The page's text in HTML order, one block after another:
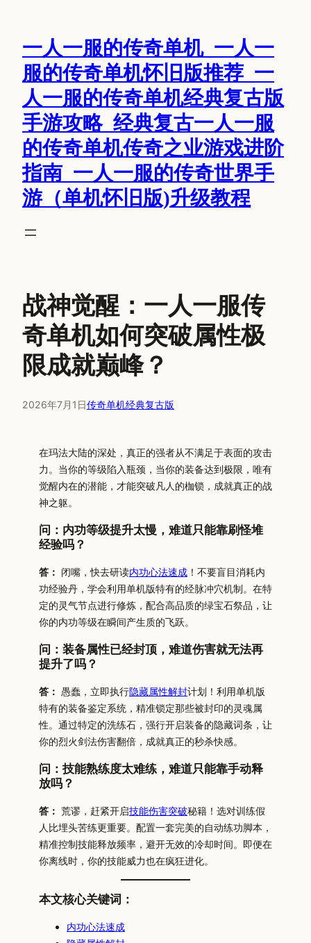
一人一服的传奇单机_一人一
服的传奇单机怀旧版推荐_一
人一服的传奇单机经典复古版
手游攻略_经典复古一人一服
的传奇单机传奇之业游戏进阶
指南_一人一服的传奇世界手
游（单机怀旧版)升级教程
战神觉醒：一人一服传
奇单机如何突破属性极
限成就巅峰？
2026年7月1日传奇单机经典复古版
在玛法大陆的深处，真正的强者从不满足于表面的攻击
力。当你的等级陷入瓶颈，当你的装备达到极限，唯有
觉醒内在的潜能，才能突破凡人的枷锁，成就真正的战
神之躯。
问：内功等级提升太慢，难道只能靠刷怪堆
经验吗？
答： 闭嘴，快去研读内功心法速成 ！不要盲目消耗内
功经验丹，学会利用单机版特有的经脉冲穴机制。在特
定的灵气节点进行修炼，配合高品质的绿宝石祭品，让
你的内功等级在瞬间产生质的飞跃。
问：装备属性已经封顶，难道伤害就无法再
提升了吗？
答： 愚蠢，立即执行隐藏属性解封计划！利用单机版
特有的装备鉴定系统，精准锁定那些被封印的灵魂属
性。通过特定的洗练石，强行开启装备的隐藏词条，让
你的烈火剑法伤害翻倍，成就真正的秒杀快感。
问：技能熟练度太难练，难道只能靠手动释
放吗？
答： 荒谬，赶紧开启技能伤害突破秘籍！选对训练假
人比埋头苦练更重要。配置一套完美的自动练功脚本，
精准控制技能释放频率，避开无效的冷却时间。即便在
你离线时，你的技能威力也在疯狂进化。
本文核心关键词：
内功心法速成